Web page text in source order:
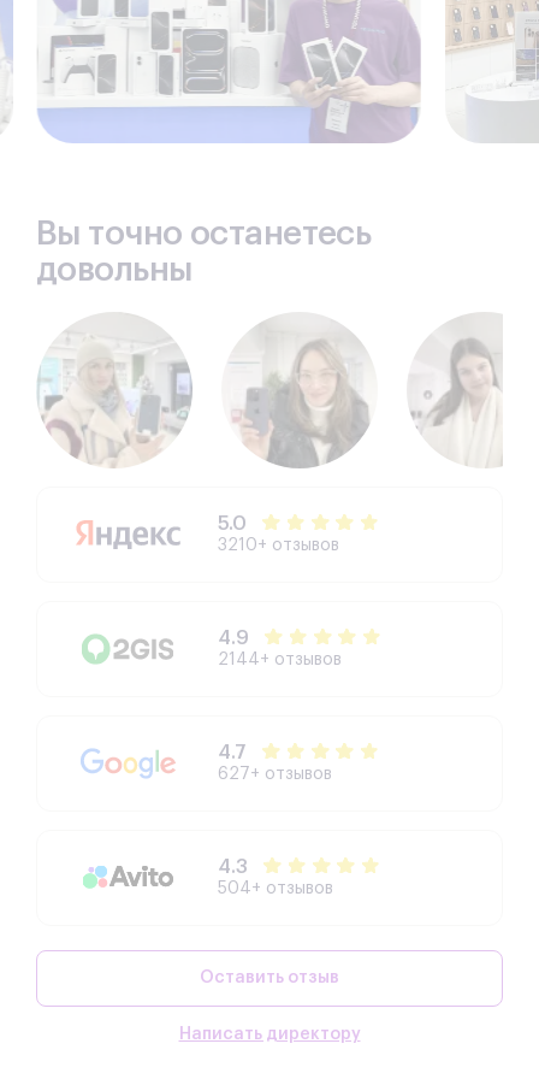
должна насторожить - в первом случае может
быть низкое качество, в другом – завышенный
ценник услуг.
Наши конкурентные преимущества
Профильный сервисный центр – лучшее, что можно
Высокая квалификация сотрудников.
специалисты проходят серьезный профильный
обучаются, большинство имеет сертификацию
Apple.У нас работают позитивные, активные,
ответственные, молодые специалисты своего
дела.
Профессиональный инструмент
позволяет
оптимизировать все операции, проводить их
максимально эффективно. Регулярно обновляем
материальную базу, внедряем современное
оборудование, автоматизируем многие
Соблюдаем технологию.Каждый ремонт имеет
четко отработанную последовательность, этапы
проведения. Точно соблюдаем все требования
восстановленные смартфоны работают
безотказно долгое время.
Вы точно останетесь
довольны
5.0
3210+ отзывов
4.9
2144+ отзывов
4.7
627+ отзывов
4.3
504+ отзывов
Оставить отзыв
Написать директору